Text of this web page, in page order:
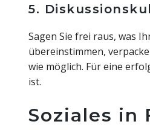
5.
Sagen Sie frei raus, was
übereinstimmen,
wie möglich. Für eine
ist.
Soziales in